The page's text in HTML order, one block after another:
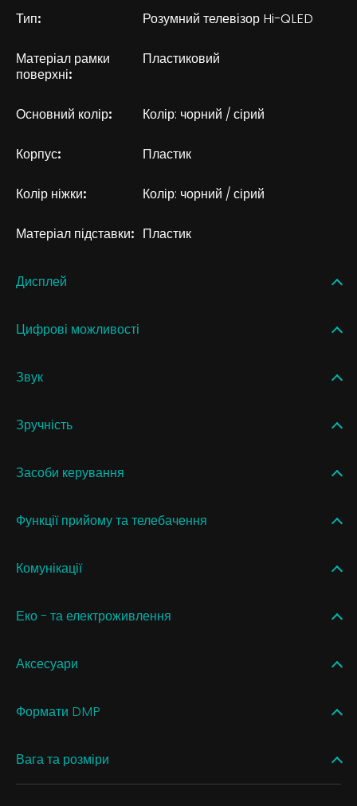
Тип: Розумний телевізор Hi-QLED
Матеріал рамки
поверхні:
Пластиковий
Основний колір: Колір: чорний / сірий
Корпус: Пластик
Колір ніжки: Колір: чорний / сірий
Матеріал підставки: Пластик
Дисплей
Цифрові можливості
Звук
Зручність
Засоби керування
Функції прийому та телебачення
Комунікації
Еко - та електроживлення
Аксесуари
Формати DMP
Вага та розміри